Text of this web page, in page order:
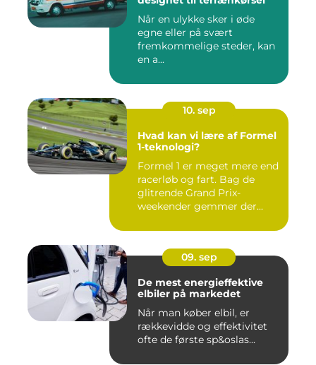
Når en ulykke sker i øde
egne eller på svært
fremkommelige steder, kan
en a...
10. sep
Hvad kan vi lære af Formel
1-teknologi?
Formel 1 er meget mere end
racerløb og fart. Bag de
glitrende Grand Prix-
weekender gemmer der...
09. sep
De mest energieffektive
elbiler på markedet
Når man køber elbil, er
rækkevidde og effektivitet
ofte de første sp&oslas...